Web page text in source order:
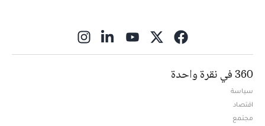
360 في نقرة واحدة
سياسة
اقتصاد
مجتمع